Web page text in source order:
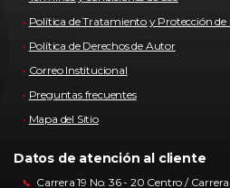
Política de Tratamiento y Protección de
Política de Derechos de Autor
Correo Institucional
Preguntas frecuentes
Mapa del Sitio
Datos de atención al cliente
Carrera 19 No. 36 - 20 Centro /